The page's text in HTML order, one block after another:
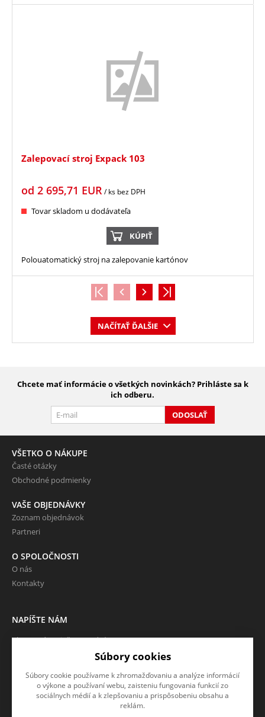
Zalepovací stroj Expack 103
od 2 695,71 EUR/ ks bez DPH
Tovar skladom u dodávateľa
KÚPIŤ
Polouatomatický stroj na zalepovanie kartónov
NAČÍTAŤ ĎALŠIE
Chcete mať informácie o všetkých novinkách? Prihláste sa k
ich odberu.
ODOSLAŤ
VŠETKO O NÁKUPE
Časté otázky
Obchodné podmienky
VAŠE OBJEDNÁVKY
Zoznam objednávok
Partneri
O SPOLOČNOSTI
O nás
Kontakty
NAPÍŠTE NÁM
Chcete nám niečo povedať o
našich produktoch alebo e-
shope? Neváhajte napísať.
CHCEM NAPÍSAŤ SPRÁVU
Súbory cookies
Súbory cookie používame k zhromažďovaniu a analýze informácií
o výkone a používaní webu, zaisteniu fungovania funkcií zo
sociálnych médií a k zlepšovaniu a prispôsobeniu obsahu a
reklám.